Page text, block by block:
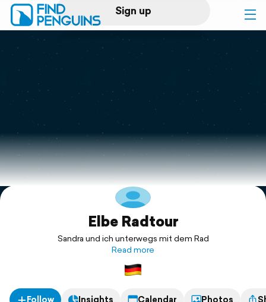
Sign up
Log in
Print a book
Flyover video
Explore
Elbe Radtour
Sandra und ich unterwegs mit dem Rad
Read more
Follow Insights Calendar Photos